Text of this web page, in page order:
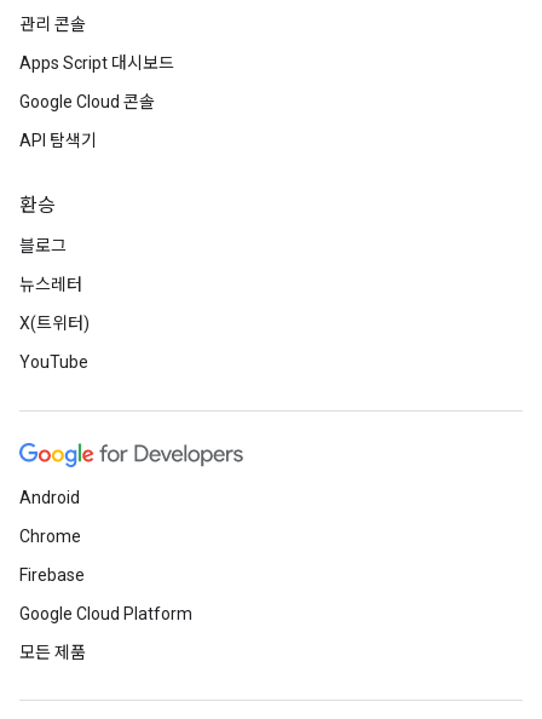
관리 콘솔
Apps Script 대시보드
Google Cloud 콘솔
API 탐색기
환승
블로그
뉴스레터
X(트위터)
YouTube
Android
Chrome
Firebase
Google Cloud Platform
모든 제품